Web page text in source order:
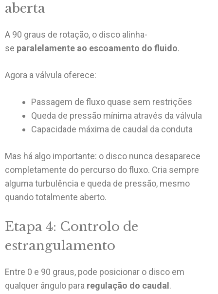
aberta
A 90 graus de rotação, o disco alinha-
se paralelamente ao escoamento do fluido.
Agora a válvula oferece:
Passagem de fluxo quase sem restrições
Queda de pressão mínima através da válvula
Capacidade máxima de caudal da conduta
Mas há algo importante: o disco nunca desaparece
completamente do percurso do fluxo. Cria sempre
alguma turbulência e queda de pressão, mesmo
quando totalmente aberto.
Etapa 4: Controlo de
estrangulamento
Entre 0 e 90 graus, pode posicionar o disco em
qualquer ângulo para regulação do caudal .